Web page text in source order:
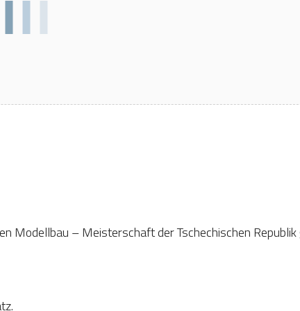
Modellbau – Meisterschaft der Tschechischen Republik